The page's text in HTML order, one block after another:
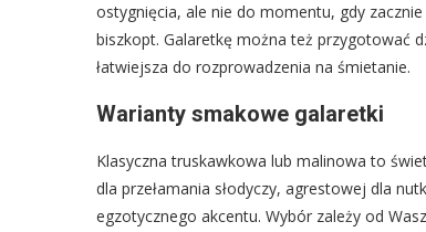
ostygnięcia, ale nie do momentu, gdy
biszkopt. Galaretkę można też przygotować
łatwiejsza do rozprowadzenia na śmietanie.
Warianty smakowe galaretki
Klasyczna truskawkowa lub malinowa to
dla przełamania słodyczy, agrestowej dla
egzotycznego akcentu. Wybór zależy od